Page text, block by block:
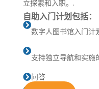
立探索和入职。.
自助入门计划包括：

数字人图书馆入门计

支持独立导航和实施
问答